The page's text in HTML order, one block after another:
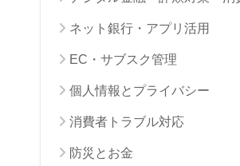
ネット銀行・アプリ活用
EC・サブスク管理
個人情報とプライバシー
消費者トラブル対応
防災とお金